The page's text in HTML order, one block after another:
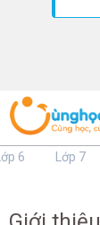
Lớp 6 Lớp 7